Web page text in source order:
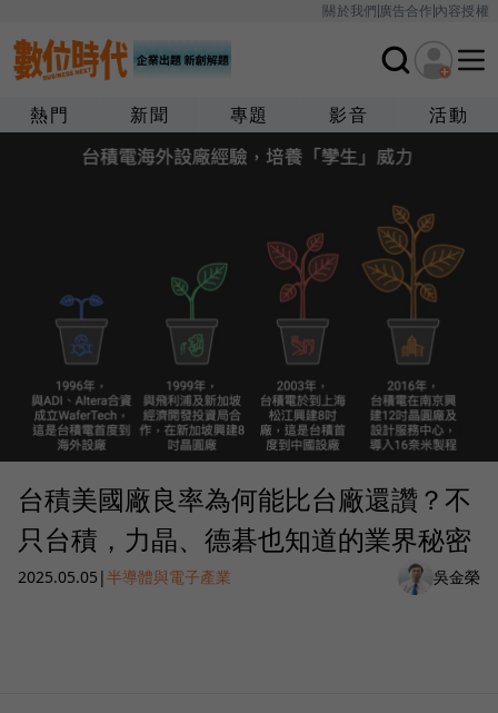
關於我們廣告合作內容授權
熱門 新聞 專題 影音 活動
台積美國廠良率為何能比台廠還讚？不
只台積，力晶、德碁也知道的業界秘密
2025.05.05 |半導體與電子產業 吳金榮